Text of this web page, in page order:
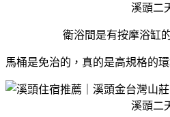
衛浴間是有按摩浴缸
馬桶是免治的，真的是高規格的